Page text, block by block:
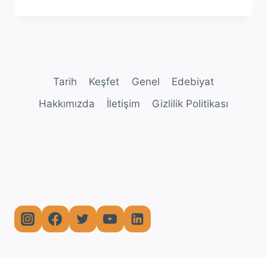
Tarih Keşfet Genel
Edebiyat
Hakkımızda
İletişim Gizlilik Politikası